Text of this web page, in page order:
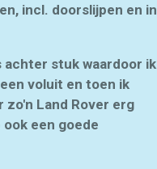
incl. doorslijpen en in
achter stuk waardoor ik
voluit en toen ik
zo'n Land Rover erg
een goede